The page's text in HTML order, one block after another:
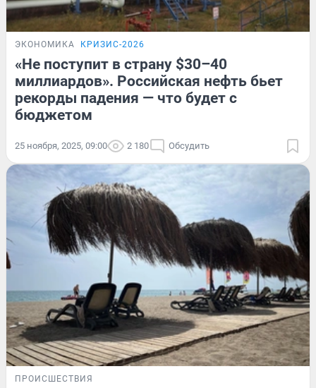
ЭКОНОМИКА КРИЗИС-2026
«Не поступит в страну $30–40
миллиардов». Российская нефть бьет
рекорды падения — что будет с
бюджетом
25 ноября, 2025, 09:00 2 180 Обсудить
ПРОИСШЕСТВИЯ